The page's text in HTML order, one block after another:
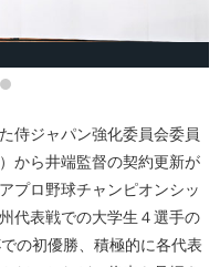
侍ジャパン強化委員会委員
から井端監督の契約更新が
プロ野球チャンピオンシッ
代表戦での大学生４選手の
の初優勝、積極的に各代表